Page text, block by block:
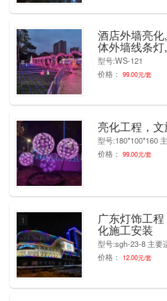
酒店外墙亮
体外墙线条
型号:WS-121
价格：
99.00元/套
1
亮化工程，
型号:180*100*160
价格：
99.00元/套
1
广东灯饰工
化施工安装
型号:sgh-23-8 主要
价格：
12.00元/套
1